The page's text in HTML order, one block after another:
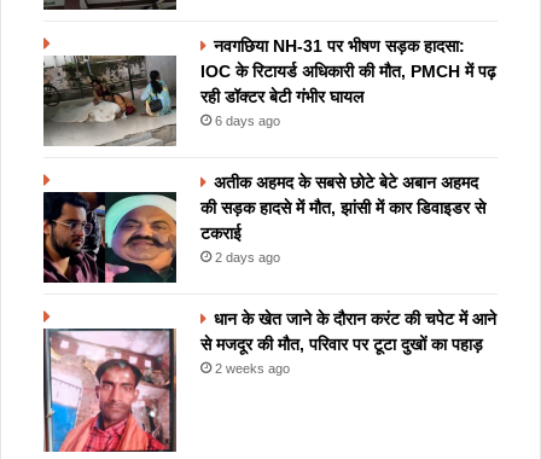
नवगछिया NH-31 पर भीषण सड़क हादसा:
IOC के रिटायर्ड अधिकारी की मौत, PMCH में पढ़
रही डॉक्टर बेटी गंभीर घायल
6 days ago
अतीक अहमद के सबसे छोटे बेटे अबान अहमद
की सड़क हादसे में मौत, झांसी में कार डिवाइडर से
टकराई
2 days ago
धान के खेत जाने के दौरान करंट की चपेट में आने
से मजदूर की मौत, परिवार पर टूटा दुखों का पहाड़
2 weeks ago